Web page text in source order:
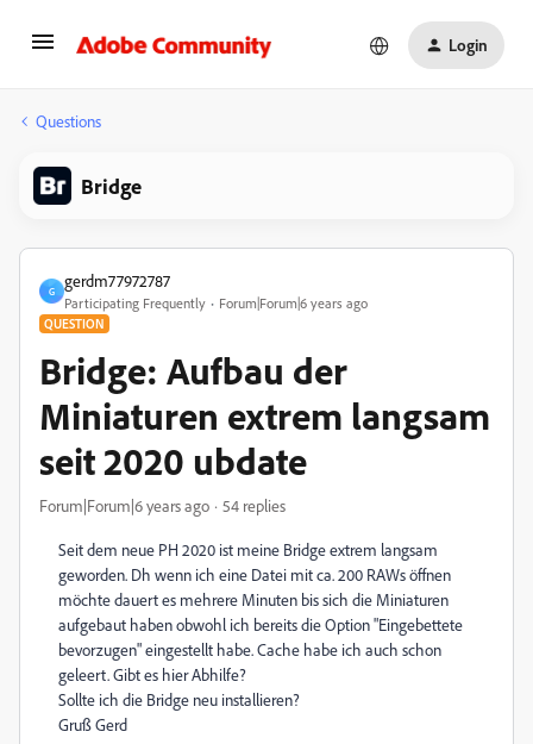
Login
Questions
Bridge
G
gerdm77972787
Participating Frequently Forum|Forum|6 years ago
QUESTION
Bridge: Aufbau der
Miniaturen extrem langsam
seit 2020 ubdate
Forum|Forum|6 years ago 54 replies
Seit dem neue PH 2020 ist meine Bridge extrem langsam
geworden. Dh wenn ich eine Datei mit ca. 200 RAWs öffnen
möchte dauert es mehrere Minuten bis sich die Miniaturen
aufgebaut haben obwohl ich bereits die Option "Eingebettete
bevorzugen" eingestellt habe. Cache habe ich auch schon
geleert. Gibt es hier Abhilfe?
Sollte ich die Bridge neu installieren?
Gruß Gerd